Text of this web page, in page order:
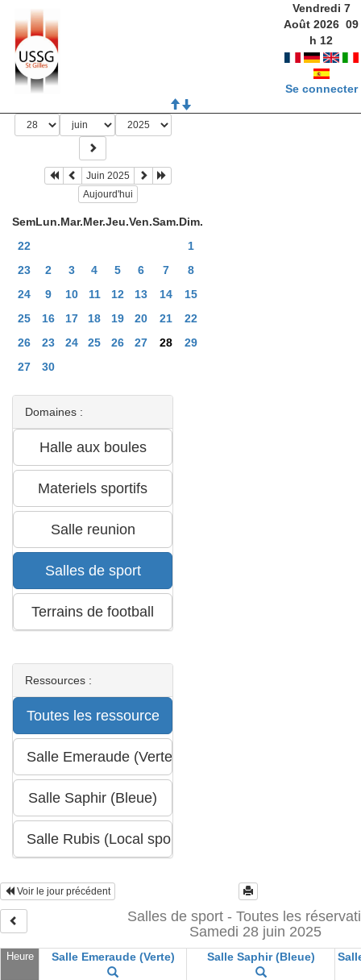
Vendredi 7
Août 2026 09
h 12
Se connecter
Juin 2025
Aujourd'hui
SemLun.Mar.Mer.Jeu.Ven.Sam.Dim.
22
1
23
2 3 4 5 6 7
8
24
9 10 11 12 13 14
15
25
16 17 18 19 20 21
22
26
23 24 25 26 27 28
29
27
30
Domaines :
Ressources :
Voir le jour précédent
Salles de sport - Toutes les
Samedi 28 juin 2025
Heure Salle Emeraude (Verte) Salle Saphir (Bleue)